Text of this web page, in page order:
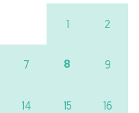
1 2
7 8 9
14 15 16